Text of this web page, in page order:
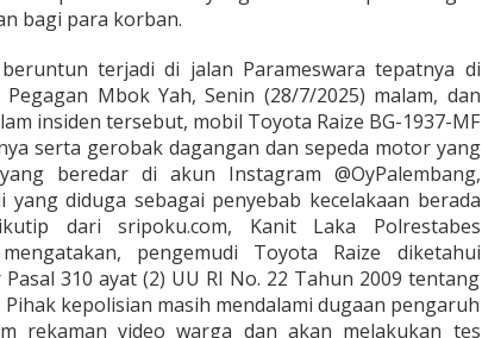
bagi para korban.
terjadi di jalan Parameswara tepatnya di
Mbok Yah, Senin (28/7/2025) malam, dan
insiden tersebut, mobil Toyota Raize BG-1937-MF
serta gerobak dagangan dan sepeda motor yang
beredar di akun Instagram @OyPalembang,
yang diduga sebagai penyebab kecelakaan berada
dari sripoku.com, Kanit Laka Polrestabes
pengemudi Toyota Raize diketahui
310 ayat (2) UU RI No. 22 Tahun 2009 tentang
kepolisian masih mendalami dugaan pengaruh
rekaman video warga dan akan melakukan tes